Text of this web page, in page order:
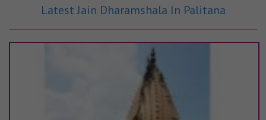
Latest Jain Dharamshala In Palitana